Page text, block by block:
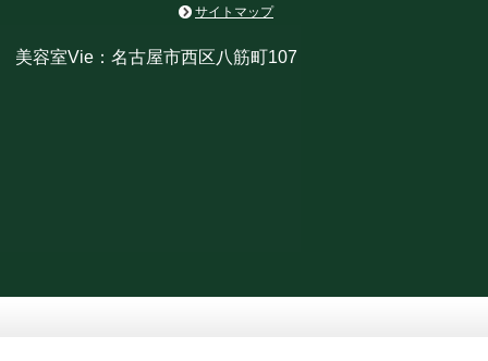
美容室Vie：名古屋市西区八筋町107
サイトマップ